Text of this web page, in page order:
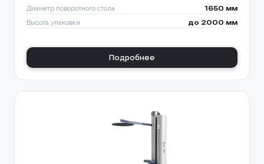
Диаметр поворотного стола 1650 мм
Высота упаковки до 2000 мм
Подробнее